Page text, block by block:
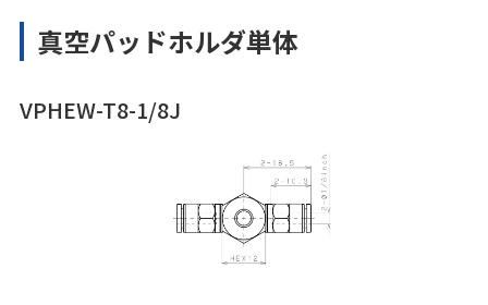
真空パッドホルダ単体
VPHEW-T8-1/8J